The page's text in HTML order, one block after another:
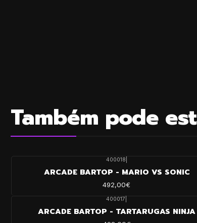
Também pode
400018
ARCADE BARTOP - MARIO VS SONIC
492,00€
400017
ARCADE BARTOP - TARTARUGAS NINJA